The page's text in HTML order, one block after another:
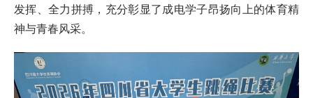
发挥、全力拼搏，充分彰显了成电学子昂扬向上的体育精
神与青春风采。